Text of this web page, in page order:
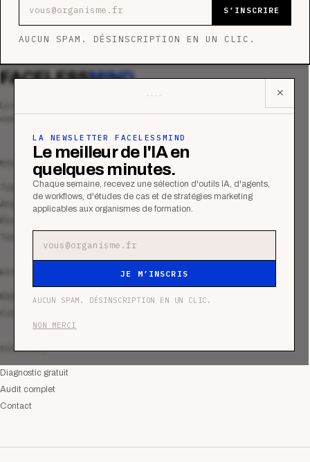
S’INSCRIRE
AUCUN SPAM. DÉSINSCRIPTION EN UN CLIC.
✕
LA NEWSLETTER FACELESSMIND
Le meilleur de l'IA en
quelques minutes.
Chaque semaine, recevez une sélection d'outils IA, d'agents,
de workflows, d'études de cas et de stratégies marketing
applicables aux organismes de formation.
JE M’INSCRIS
AUCUN SPAM. DÉSINSCRIPTION EN UN CLIC.
NON MERCI
FACELESSMIND
Le média qui mesurent la performance
commerciale des organismes de formation.
MAGAZINE
Tous les articles
Analyses
Études de cas
Tutoriels
RESSOURCES
Bibliothèque
Communauté
SERVICES
Diagnostic gratuit
Audit complet
Contact